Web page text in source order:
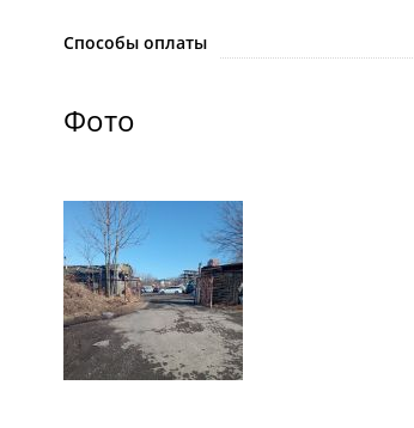
Способы оплаты
Фото